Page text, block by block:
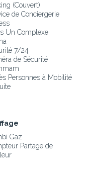
(Couvert)
de Conciergerie
Un Complexe
7/24
de Sécurité
Personnes à Mobilité
Gaz
Partage de